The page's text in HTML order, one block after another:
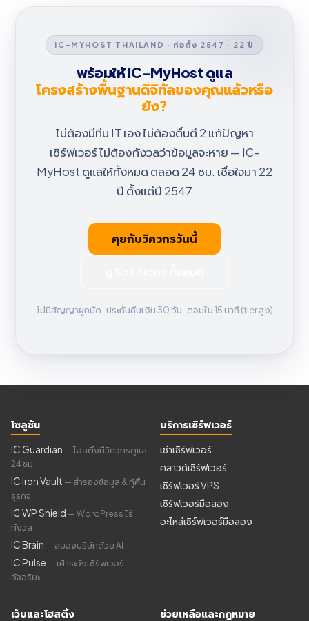
IC-MYHOST THAILAND · ก่อตั้ง 2547 · 22 ปี
พร้อมให้ IC-MyHost ดูแล
โครงสร้างพื้นฐานดิจิทัลของคุณแล้วหรือ
ยัง?
ไม่ต้องมีทีม IT เอง ไม่ต้องตื่นตี 2 แก้ปัญหา
เซิร์ฟเวอร์ ไม่ต้องกังวลว่าข้อมูลจะหาย — IC-
MyHost ดูแลให้ทั้งหมด ตลอด 24 ชม. เชื่อใจมา 22
ปี ตั้งแต่ปี 2547
คุยกับวิศวกรวันนี้
ไม่มีสัญญาผูกมัด · ประกันคืนเงิน 30 วัน · ตอบใน 15 นาที (tier สูง)
โซลูชัน
IC Guardian — โฮสติ้งมีวิศวกรดูแล
24 ชม.
IC Iron Vault — สำรองข้อมูล & กู้คืน
ธุรกิจ
IC WP Shield — WordPress ไร้
กังวล
IC Brain — สมองบริษัทด้วย AI
IC Pulse — เฝ้าระวังเซิร์ฟเวอร์
อัจฉริยะ
บริการเซิร์ฟเวอร์
เช่าเซิร์ฟเวอร์
คลาวด์เซิร์ฟเวอร์
เซิร์ฟเวอร์ VPS
เซิร์ฟเวอร์มือสอง
อะไหล่เซิร์ฟเวอร์มือสอง
เว็บและโฮสติ้ง ช่วยเหลือและกฎหมาย